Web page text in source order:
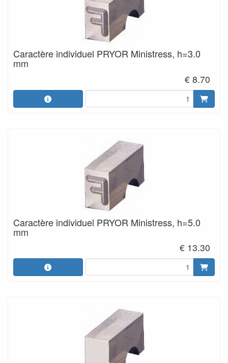
Caractère individuel PRYOR Ministress, h=3.0
mm
€ 8.70
Caractère individuel PRYOR Ministress, h=5.0
mm
€ 13.30